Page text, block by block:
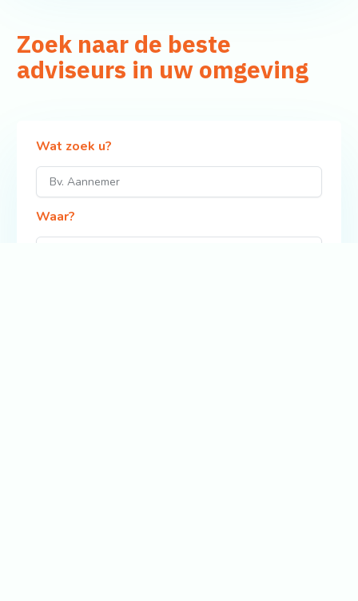
Zoek naar de beste
adviseurs in uw omgeving
Wat zoek u?
Waar?